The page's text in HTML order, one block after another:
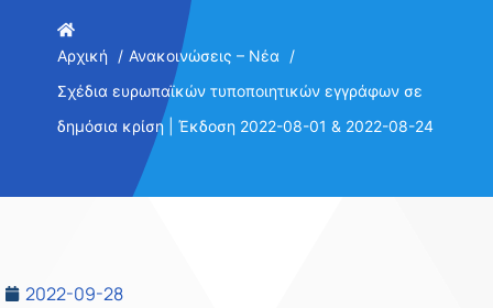
Αρχική
Ανακοινώσεις – Νέα
Σχέδια ευρωπαϊκών τυποποιητικών εγγράφων σε
δημόσια κρίση | Έκδοση 2022-08-01 & 2022-08-24
2022-09-28